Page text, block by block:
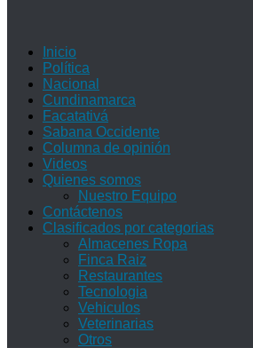
Inicio
Política
Nacional
Cundinamarca
Facatativá
Sabana Occidente
Columna de opinión
Videos
Quienes somos
Nuestro Equipo
Contáctenos
Clasificados por categorias
Almacenes Ropa
Finca Raiz
Restaurantes
Tecnologia
Vehiculos
Veterinarias
Otros